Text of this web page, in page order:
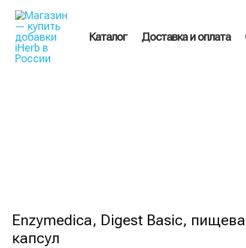
содержимому
Каталог Доставка и оплата
Enzymedica, Digest Basic,
капсул
товаров